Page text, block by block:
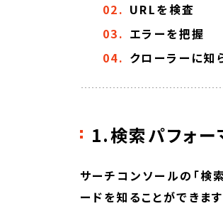
URLを検査
エラーを把握
クローラーに知
1.検索パフォー
サーチコンソールの「検
ードを知ることができます